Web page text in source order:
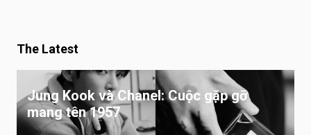
The Latest
Jung Kook và Chanel: Cuộc gặp gỡ
mang tên 1957